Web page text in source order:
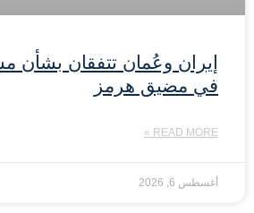
إيران وعُمان تتفقان بشأن
في مضيق هرمز
READ MORE »
أغسطس 6, 2026